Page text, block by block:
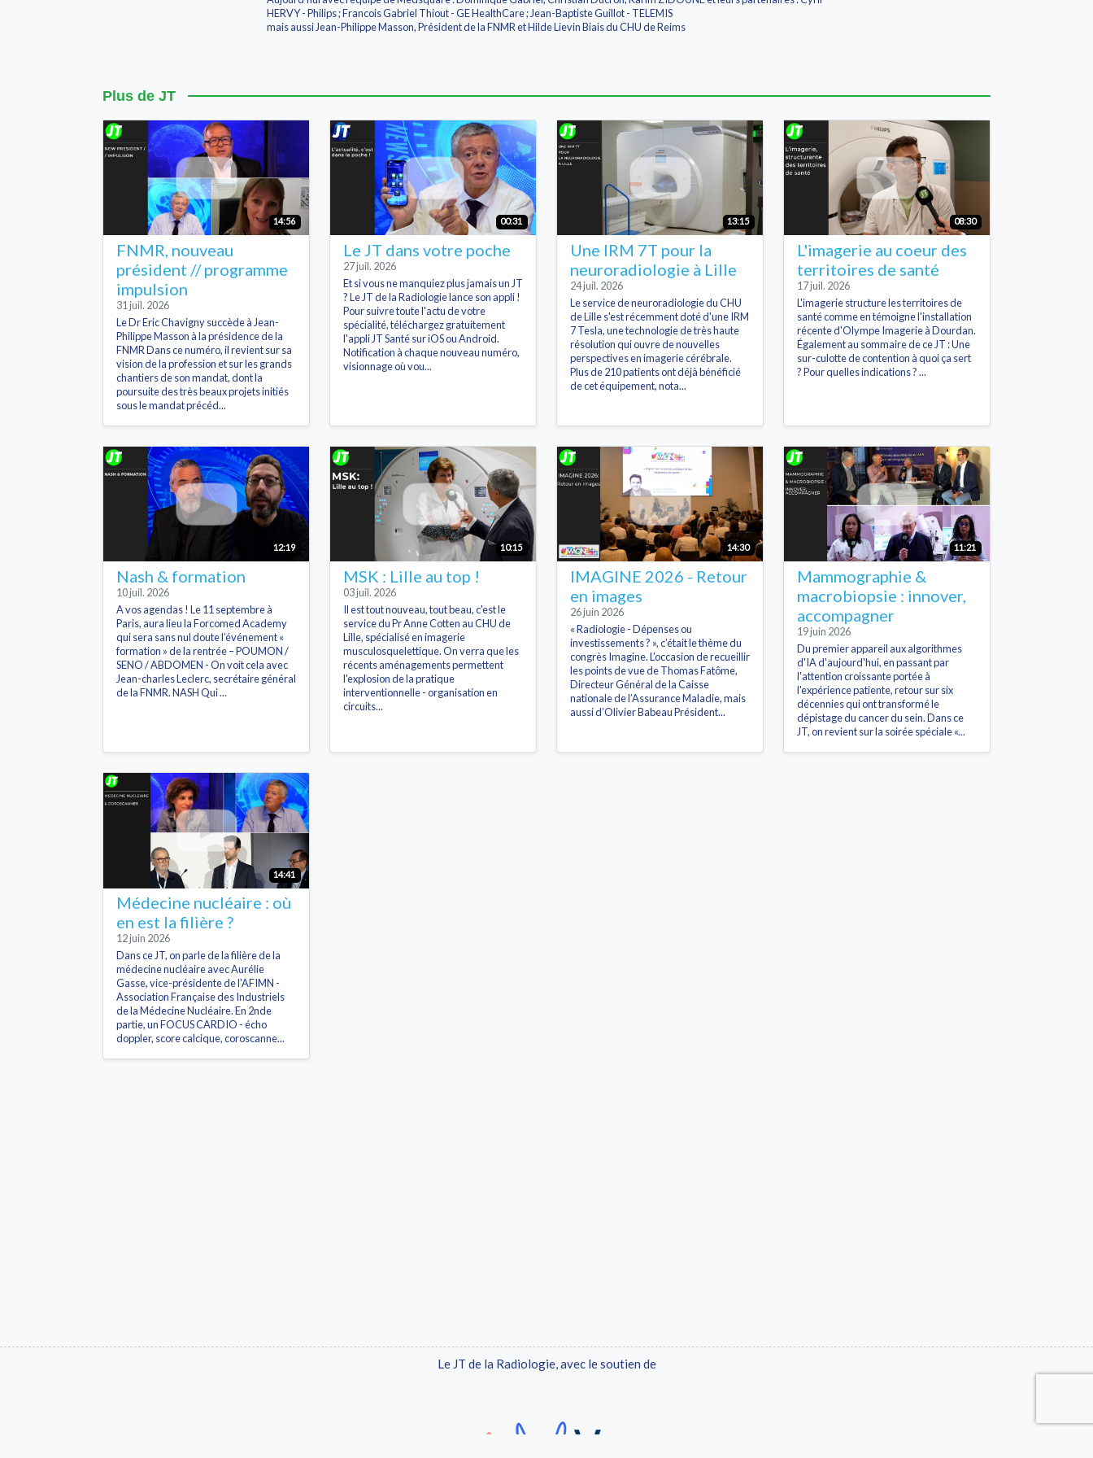
HERVY - Philips ; Francois Gabriel Thiout - GE HealthCare ; Jean-Baptiste Guillot - TELEMIS
mais aussi Jean-Philippe Masson, Président de la FNMR et Hilde Lievin Biais du CHU de Reims
Plus de JT
14:56
FNMR, nouveau
président // programme
impulsion
31 juil. 2026
Le Dr Eric Chavigny succède à Jean-
Philippe Masson à la présidence de la
FNMR Dans ce numéro, il revient sur sa
vision de la profession et sur les grands
chantiers de son mandat, dont la
poursuite des très beaux projets initiés
sous le mandat précéd...
00:31
Le JT dans votre poche
27 juil. 2026
Et si vous ne manquiez plus jamais un JT
? Le JT de la Radiologie lance son appli !
Pour suivre toute l'actu de votre
spécialité, téléchargez gratuitement
l'appli JT Santé sur iOS ou Android.
Notification à chaque nouveau numéro,
visionnage où vou...
13:15
Une IRM 7T pour la
neuroradiologie à Lille
24 juil. 2026
Le service de neuroradiologie du CHU
de Lille s'est récemment doté d'une IRM
7 Tesla, une technologie de très haute
résolution qui ouvre de nouvelles
perspectives en imagerie cérébrale.
Plus de 210 patients ont déjà bénéficié
de cet équipement, nota...
08:30
L'imagerie au coeur des
territoires de santé
17 juil. 2026
L'imagerie structure les territoires de
santé comme en témoigne l'installation
récente d'Olympe Imagerie à Dourdan.
Également au sommaire de ce JT : Une
sur-culotte de contention à quoi ça sert
? Pour quelles indications ? ...
12:19
Nash & formation
10 juil. 2026
A vos agendas ! Le 11 septembre à
Paris, aura lieu la Forcomed Academy
qui sera sans nul doute l’événement «
formation » de la rentrée – POUMON /
SENO / ABDOMEN - On voit cela avec
Jean-charles Leclerc, secrétaire général
de la FNMR. NASH Qui ...
10:15
MSK : Lille au top !
03 juil. 2026
Il est tout nouveau, tout beau, c'est le
service du Pr Anne Cotten au CHU de
Lille, spécialisé en imagerie
musculosquelettique. On verra que les
récents aménagements permettent
l'explosion de la pratique
interventionnelle - organisation en
circuits...
14:30
IMAGINE 2026 - Retour
en images
26 juin 2026
« Radiologie - Dépenses ou
investissements ? », c’était le thème du
congrès Imagine. L’occasion de recueillir
les points de vue de Thomas Fatôme,
Directeur Général de la Caisse
nationale de l’Assurance Maladie, mais
aussi d’Olivier Babeau Président...
11:21
Mammographie &
macrobiopsie : innover,
accompagner
19 juin 2026
Du premier appareil aux algorithmes
d'IA d'aujourd'hui, en passant par
l'attention croissante portée à
l'expérience patiente, retour sur six
décennies qui ont transformé le
dépistage du cancer du sein. Dans ce
JT, on revient sur la soirée spéciale «...
14:41
Médecine nucléaire : où
en est la filière ?
12 juin 2026
Dans ce JT, on parle de la filière de la
médecine nucléaire avec Aurélie
Gasse, vice-présidente de l'AFIMN -
Association Française des Industriels
de la Médecine Nucléaire. En 2nde
partie, un FOCUS CARDIO - écho
doppler, score calcique, coroscanne...
Le JT de la Radiologie, avec le soutien de